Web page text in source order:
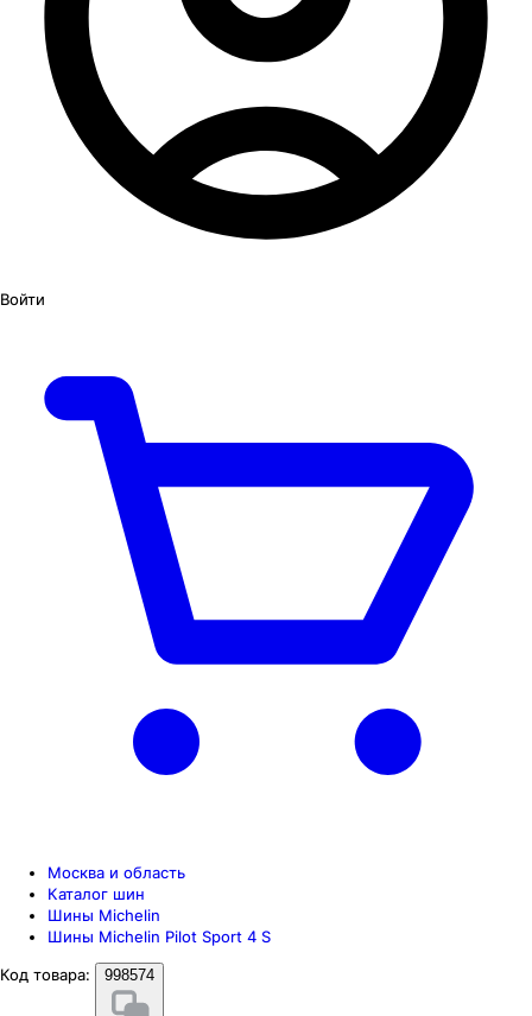
Войти
Москва и область
Каталог шин
Шины Michelin
Шины Michelin Pilot Sport 4 S
Код товара:
998574